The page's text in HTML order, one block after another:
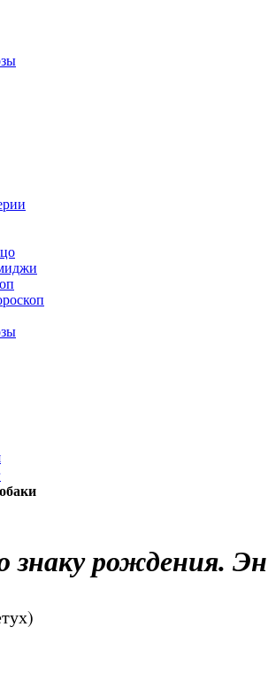
знаку рождения.